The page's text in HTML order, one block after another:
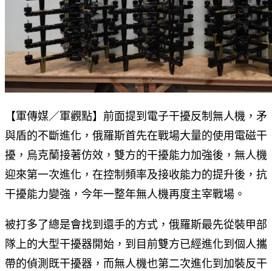
【軍傳媒／軍觀點】前面提到電子干擾反制無人機，矛
與盾的不斷進化，俄羅斯首先在戰場大量的使用電磁干
擾，烏克蘭接著仿效，雙方的干擾能力加強後，無人機
迎來第一次進化，在控制頻率及接收能力的提升後，抗
干擾能力變強，今年一整年無人機再度主宰戰場。
被打多了總是會找到還手的方式，俄羅斯最先從裝甲部
隊上的大型干擾器開始，到目前雙方已經進化到個人攜
帶的偵測既干擾器，而無人機也第二次進化到加裝反干